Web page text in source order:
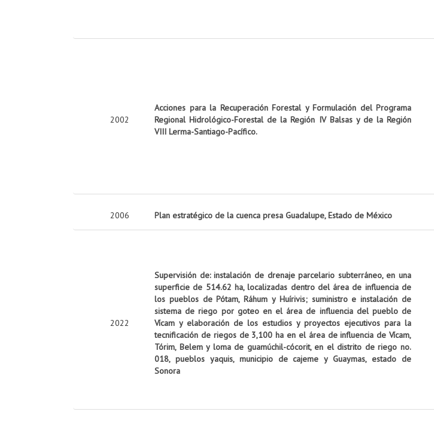
2002
Acciones para la Recuperación Forestal y Formulación del Programa
Regional Hidrológico-Forestal de la Región IV Balsas y de la Región
VIII Lerma-Santiago-Pacífico.
2006 Plan estratégico de la cuenca presa Guadalupe, Estado de México
2022
Supervisión de: instalación de drenaje parcelario subterráneo, en una
superficie de 514.62 ha, localizadas dentro del área de influencia de
los pueblos de Pótam, Ráhum y Huírivis; suministro e instalación de
sistema de riego por goteo en el área de influencia del pueblo de
Vícam y elaboración de los estudios y proyectos ejecutivos para la
tecnificación de riegos de 3,100 ha en el área de influencia de Vícam,
Tórim, Belem y loma de guamúchil-cócorit, en el distrito de riego no.
018, pueblos yaquis, municipio de cajeme y Guaymas, estado de
Sonora